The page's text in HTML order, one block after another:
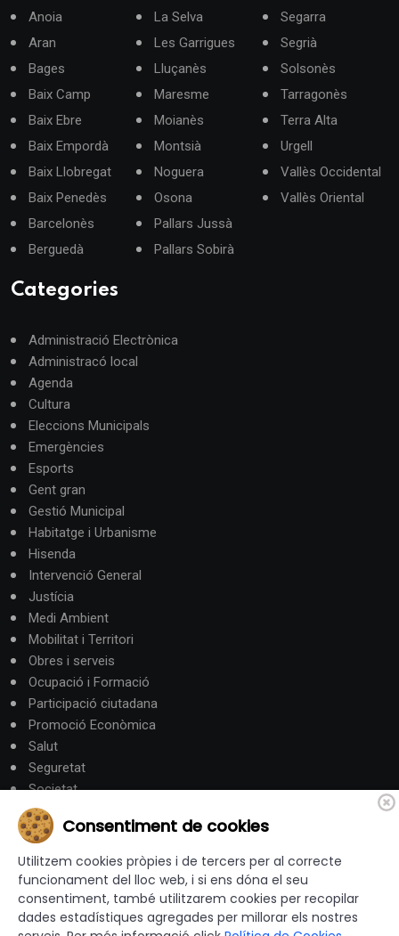
Anoia
Aran
Bages
Baix Camp
Baix Ebre
Baix Empordà
Baix Llobregat
Baix Penedès
Barcelonès
Berguedà
La Selva
Les Garrigues
Lluçanès
Maresme
Moianès
Montsià
Noguera
Osona
Pallars Jussà
Pallars Sobirà
Segarra
Segrià
Solsonès
Tarragonès
Terra Alta
Urgell
Vallès Occidental
Vallès Oriental
Categories
Administració Electrònica
Administracó local
Agenda
Cultura
Eleccions Municipals
Emergències
Esports
Gent gran
Gestió Municipal
Habitatge i Urbanisme
Hisenda
Intervenció General
Justícia
Medi Ambient
Mobilitat i Territori
Obres i serveis
Ocupació i Formació
Participació ciutadana
Promoció Econòmica
Salut
Seguretat
Societat
Turisme
Altres Canals
canalandorra.ad
Consentiment de cookies
Utilitzem cookies pròpies i de tercers per al correcte
funcionament del lloc web, i si ens dóna el seu
consentiment, també utilitzarem cookies per recopilar
dades estadístiques agregades per millorar els nostres